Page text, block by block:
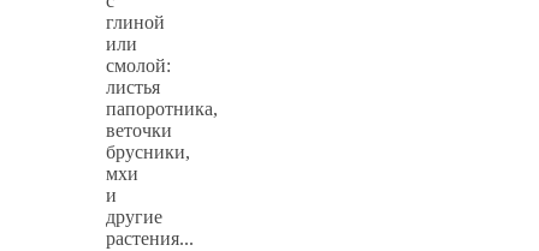
глиной
или
смолой:
листья
папоротника,
веточки
брусники,
мхи
и
другие
растения...